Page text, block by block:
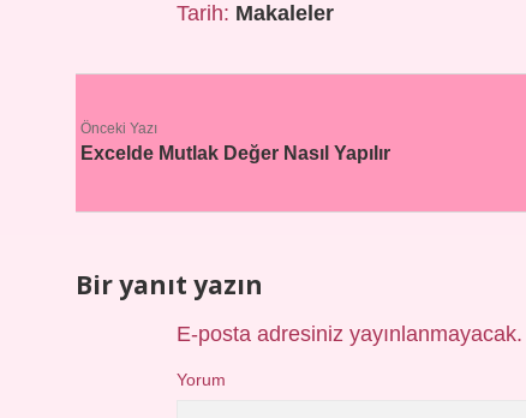
Tarih: Makaleler
Önceki Yazı
Excelde Mutlak Değer Nasıl Yapılır
Bir yanıt yazın
E-posta adresiniz yayınlanmayacak.
Yorum